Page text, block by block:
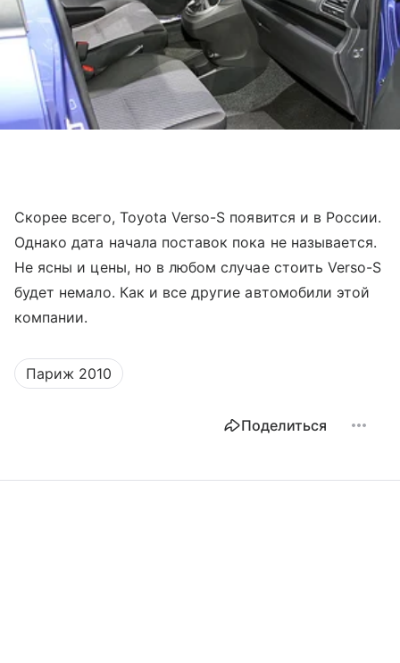
Скорее всего, Toyota Verso-S появится и в России.
Однако дата начала поставок пока не называется.
Не ясны и цены, но в любом случае стоить Verso-S
будет немало. Как и все другие автомобили этой
компании.
Париж 2010
Поделиться